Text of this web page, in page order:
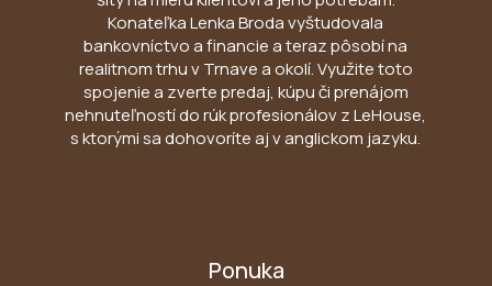
Konateľka Lenka Broda vyštudovala
bankovníctvo a financie a teraz pôsobí na
realitnom trhu v Trnave a okolí. Využite toto
spojenie a zverte predaj, kúpu či prenájom
nehnuteľností do rúk profesionálov z LeHouse,
s ktorými sa dohovoríte aj v anglickom jazyku.
Ponuka